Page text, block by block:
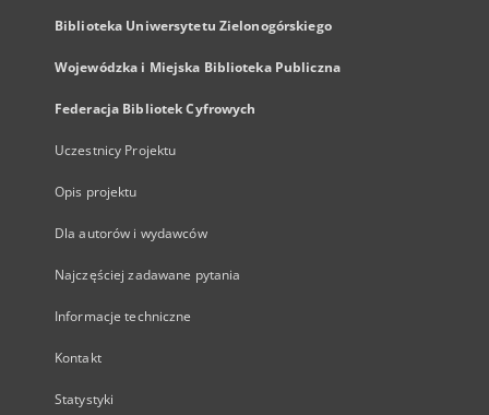
Biblioteka Uniwersytetu Zielonogórskiego
Wojewódzka i Miejska Biblioteka Publiczna
Federacja Bibliotek Cyfrowych
Uczestnicy Projektu
Opis projektu
Dla autorów i wydawców
Najczęściej zadawane pytania
Informacje techniczne
Kontakt
Statystyki